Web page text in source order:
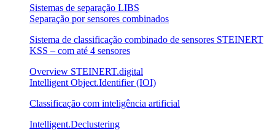
Sistemas de separação LIBS
Separação por sensores combinados
Sistema de classificação combinado de sensores STEINERT
KSS – com até 4 sensores
Overview STEINERT.digital
Intelligent Object.Identifier (IOI)
Classificação com inteligência artificial
Intelligent.Declustering